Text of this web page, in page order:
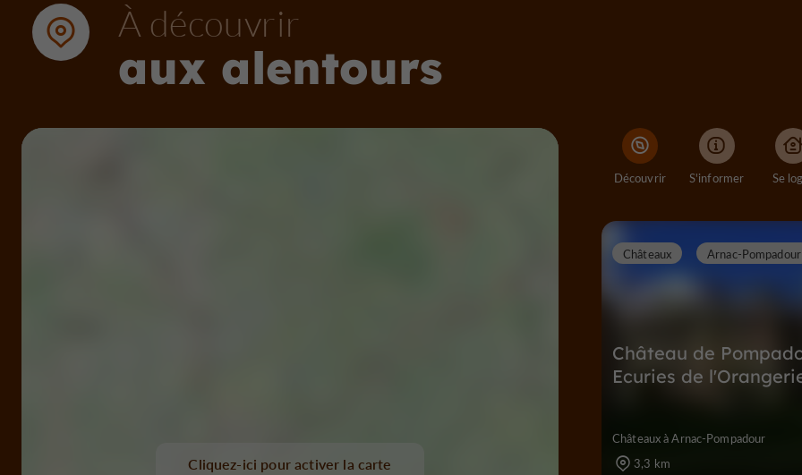
À découvrir
aux alentours
Cliquez-ici pour activer la carte
Découvrir S'informer Se
Château de
Ecuries de
Châteaux Arnac-Pompadour
Châteaux à Arnac-Pompadour
3,3 km